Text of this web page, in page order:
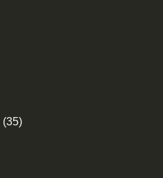
(35)